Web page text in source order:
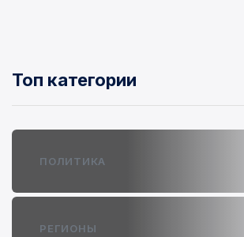
Топ категории
ПОЛИТИКА
РЕГИОНЫ